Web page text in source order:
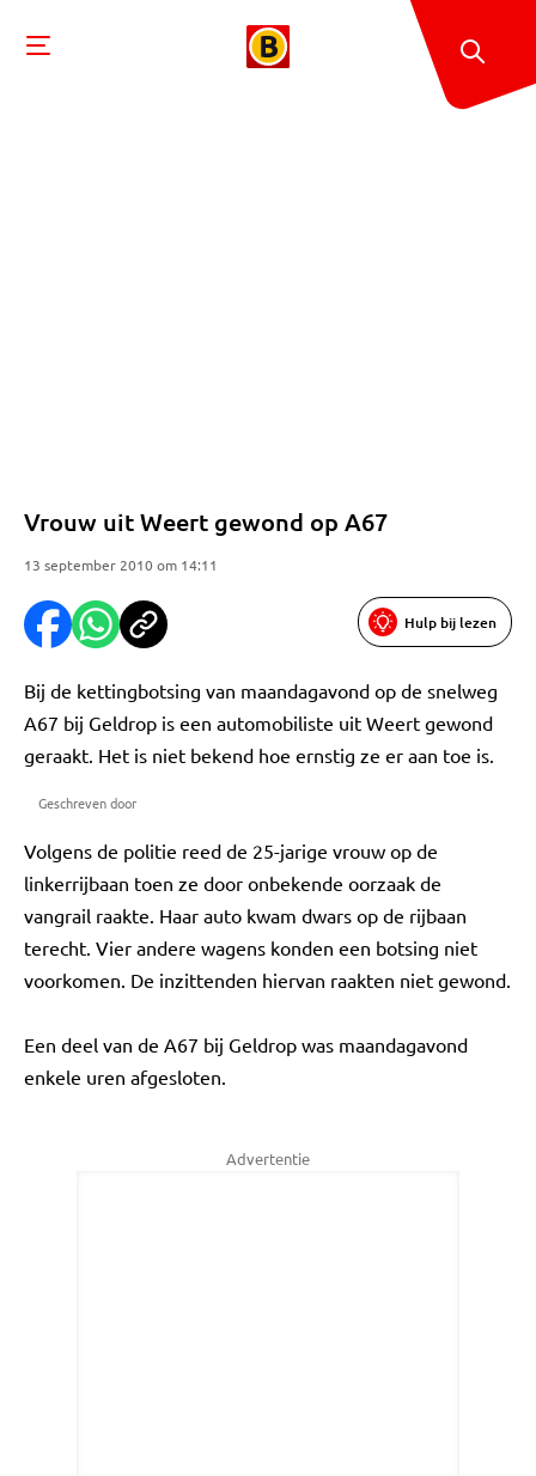
Vrouw uit Weert gewond op A67
13 september 2010 om 14:11
Hulp bij lezen
Bij de kettingbotsing van maandagavond op de snelweg
A67 bij Geldrop is een automobiliste uit Weert gewond
geraakt. Het is niet bekend hoe ernstig ze er aan toe is.
Geschreven door
Volgens de politie reed de 25-jarige vrouw op de
linkerrijbaan toen ze door onbekende oorzaak de
vangrail raakte. Haar auto kwam dwars op de rijbaan
terecht. Vier andere wagens konden een botsing niet
voorkomen. De inzittenden hiervan raakten niet gewond.
Een deel van de A67 bij Geldrop was maandagavond
enkele uren afgesloten.
Advertentie